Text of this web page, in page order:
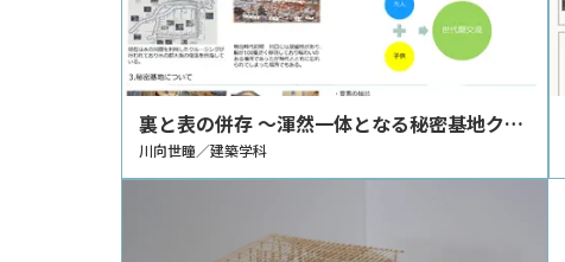
裏と表の併存 ～渾然一体となる秘密基地クラ
スタ～
川向世瞳／建築学科